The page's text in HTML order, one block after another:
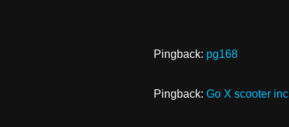
Pingback: pg168
Pingback: Go X scooter inc